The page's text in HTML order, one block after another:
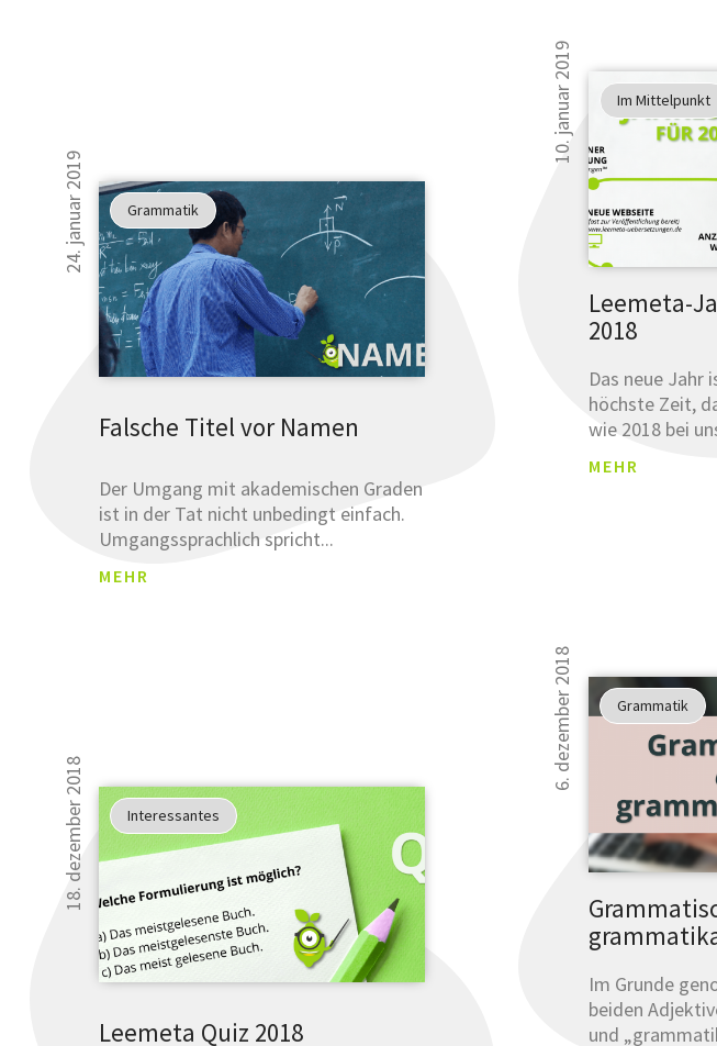
24. januar 2019 Grammatik
Falsche Titel vor Namen
Der Umgang mit akademischen Graden
ist in der Tat nicht unbedingt einfach.
Umgangssprachlich spricht...
MEHR
10. januar 2019 Im Mittelpunkt
Leemeta-
2018
Das neue Jahr
höchste Zeit,
wie 2018 bei
MEHR
18. dezember 2018 Interessantes
Leemeta Quiz 2018
6. dezember 2018 Grammatik
Im Grunde
beiden
und